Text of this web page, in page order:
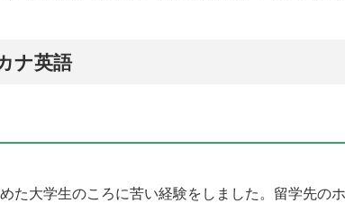
ナ英語
た大学生のころに苦い経験をしました。留学先の